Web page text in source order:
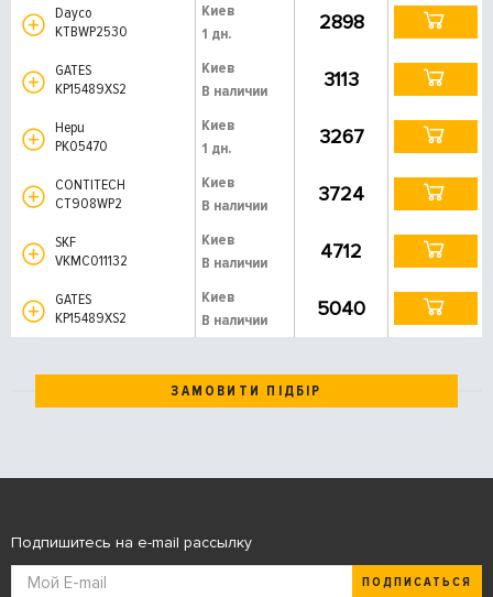
Dayco
KTBWP2530
Киев
1 дн.
2898
GATES
KP15489XS2
Киев
В наличии
3113
Hepu
PK05470
Киев
1 дн.
3267
CONTITECH
CT908WP2
Киев
В наличии
3724
SKF
VKMC011132
Киев
В наличии
4712
GATES
KP15489XS2
Киев
В наличии
5040
ЗАМОВИТИ ПІДБІР
Подпишитесь на e-mail рассылку
ПОДПИСАТЬСЯ